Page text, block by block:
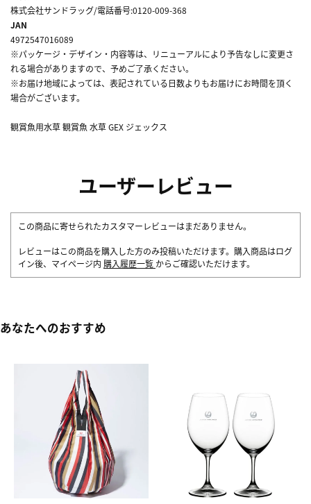
株式会社サンドラッグ/電話番号:0120-009-368
JAN
4972547016089
※パッケージ・デザイン・内容等は、リニューアルにより予告なしに変更さ
れる場合がありますので、予めご了承ください。
※お届け地域によっては、表記されている日数よりもお届けにお時間を頂く
場合がございます。
観賞魚用水草 観賞魚 水草 GEX ジェックス
ユーザーレビュー
この商品に寄せられたカスタマーレビューはまだありません。
レビューはこの商品を購入した方のみ投稿いただけます。購入商品はログ
イン後、マイページ内 購入履歴一覧 からご確認いただけます。
あなたへのおすすめ